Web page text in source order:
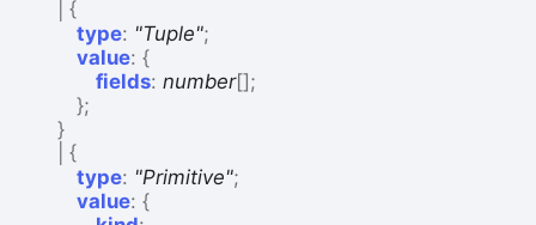
{
type: "Tuple";
value: {
fields: number[];
};
}
{
type: "Primitive";
value: {